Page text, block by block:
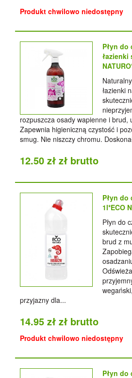
Produkt chwilowo niedostępny
Płyn do
łazienki
łazienki
rozpuszcza osady wapienne i brud,
Zapewnia higieniczną czystość i
smug. Nie niszczy chromu.
12.50 zł zł brutto
Płyn do
1l*ECO
Płyn do
brud z
przyjazny dla...
14.95 zł zł brutto
Produkt chwilowo niedostępny
Płyn do